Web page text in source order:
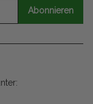
Abonnieren